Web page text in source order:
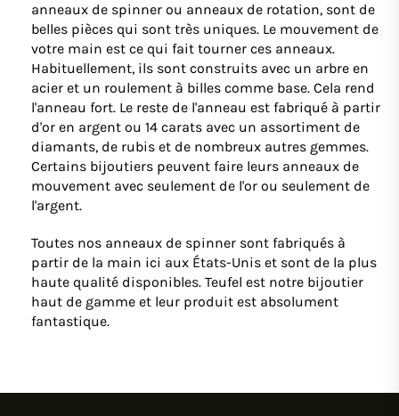
anneaux de spinner ou anneaux de rotation, sont de
belles pièces qui sont très uniques. Le mouvement de
votre main est ce qui fait tourner ces anneaux.
Habituellement, ils sont construits avec un arbre en
acier et un roulement à billes comme base. Cela rend
l'anneau fort. Le reste de l'anneau est fabriqué à partir
d'or en argent ou 14 carats avec un assortiment de
diamants, de rubis et de nombreux autres gemmes.
Certains bijoutiers peuvent faire leurs anneaux de
mouvement avec seulement de l'or ou seulement de
l'argent.
Toutes nos anneaux de spinner sont fabriqués à
partir de la main ici aux États-Unis et sont de la plus
haute qualité disponibles. Teufel est notre bijoutier
haut de gamme et leur produit est absolument
fantastique.